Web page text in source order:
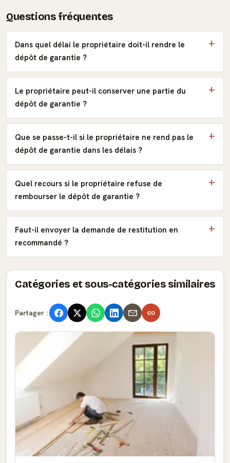
Questions fréquentes
Dans quel délai le propriétaire doit-il rendre le
dépôt de garantie ?
Le propriétaire peut-il conserver une partie du
dépôt de garantie ?
Que se passe-t-il si le propriétaire ne rend pas le
dépôt de garantie dans les délais ?
Quel recours si le propriétaire refuse de
rembourser le dépôt de garantie ?
Faut-il envoyer la demande de restitution en
recommandé ?
Catégories et sous-catégories similaires
Partager :